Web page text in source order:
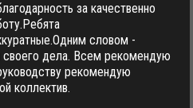
за качественно
словом -
дела. Всем рекомендую
рекомендую
коллектив.